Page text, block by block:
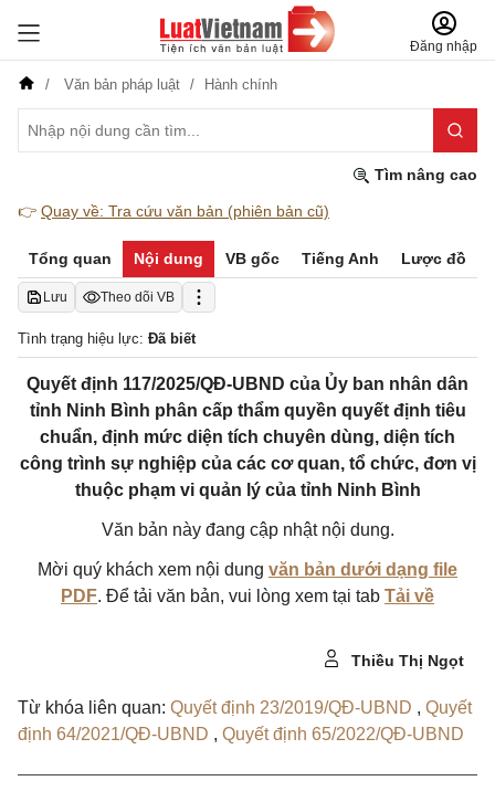
Đăng nhập
Văn bản pháp luật Hành chính
Tìm nâng cao
👉 Quay về: Tra cứu văn bản (phiên bản cũ)
Tổng quan Nội dung VB gốc Tiếng Anh Lược đồ
Lưu Theo dõi VB
Tình trạng hiệu lực: Đã biết
Quyết định 117/2025/QĐ-UBND của Ủy ban nhân dân
tỉnh Ninh Bình phân cấp thẩm quyền quyết định tiêu
chuẩn, định mức diện tích chuyên dùng, diện tích
công trình sự nghiệp của các cơ quan, tổ chức, đơn vị
thuộc phạm vi quản lý của tỉnh Ninh Bình
Văn bản này đang cập nhật nội dung.
Mời quý khách xem nội dung văn bản dưới dạng file
PDF. Để tải văn bản, vui lòng xem tại tab Tải về
Thiều Thị Ngọt
Từ khóa liên quan: Quyết định 23/2019/QĐ-UBND , Quyết
định 64/2021/QĐ-UBND , Quyết định 65/2022/QĐ-UBND